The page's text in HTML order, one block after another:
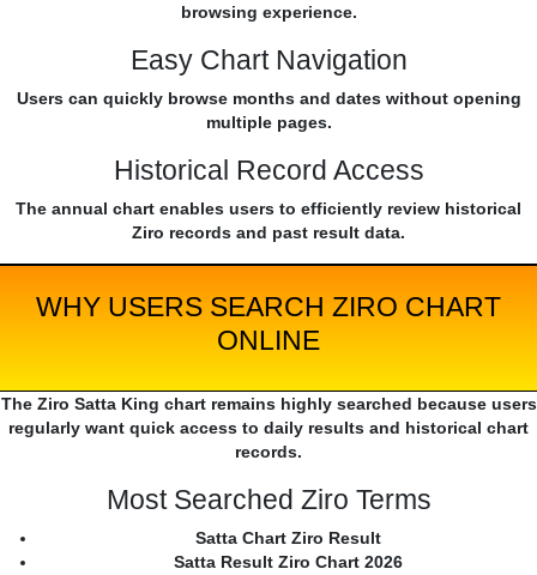
browsing experience.
Easy Chart Navigation
Users can quickly browse months and dates without opening
multiple pages.
Historical Record Access
The annual chart enables users to efficiently review historical
Ziro records and past result data.
WHY USERS SEARCH ZIRO CHART
ONLINE
The Ziro Satta King chart remains highly searched because users
regularly want quick access to daily results and historical chart
records.
Most Searched Ziro Terms
Satta Chart Ziro Result
Satta Result Ziro Chart 2026